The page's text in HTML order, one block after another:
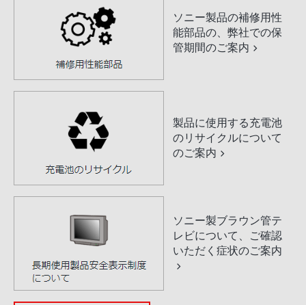
ソニー製品の補修用性
能部品の、弊社での保
管期間のご案内
製品に使用する充電池
のリサイクルについて
のご案内
ソニー製ブラウン管テ
レビについて、ご確認
いただく症状のご案内